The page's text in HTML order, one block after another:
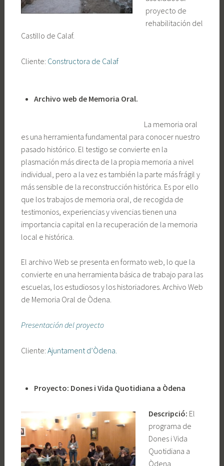
proyecto de
rehabilitación del
Castillo de Calaf.
Cliente: Constructora de Calaf
Archivo web de Memoria Oral.
La memoria oral
es una herramienta fundamental para conocer nuestro
pasado histórico. El testigo se convierte en la
plasmación más directa de la propia memoria a nivel
individual, pero a la vez es también la parte más frágil y
más sensible de la reconstrucción histórica. Es por ello
que los trabajos de memoria oral, de recogida de
testimonios, experiencias y vivencias tienen una
importancia capital en la recuperación de la memoria
local e histórica.
El archivo Web se presenta en formato web, lo que la
convierte en una herramienta básica de trabajo para las
escuelas, los estudiosos y los historiadores. Archivo Web
de Memoria Oral de Òdena.
Presentación del proyecto
Cliente: Ajuntament d’Òdena.
Proyecto: Dones i Vida Quotidiana a Òdena
Descripció: El
programa de
Dones i Vida
Quotidiana a
Òdena